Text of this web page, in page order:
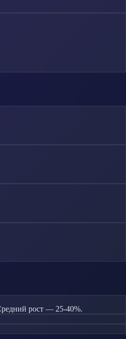
рост — 25-40%.